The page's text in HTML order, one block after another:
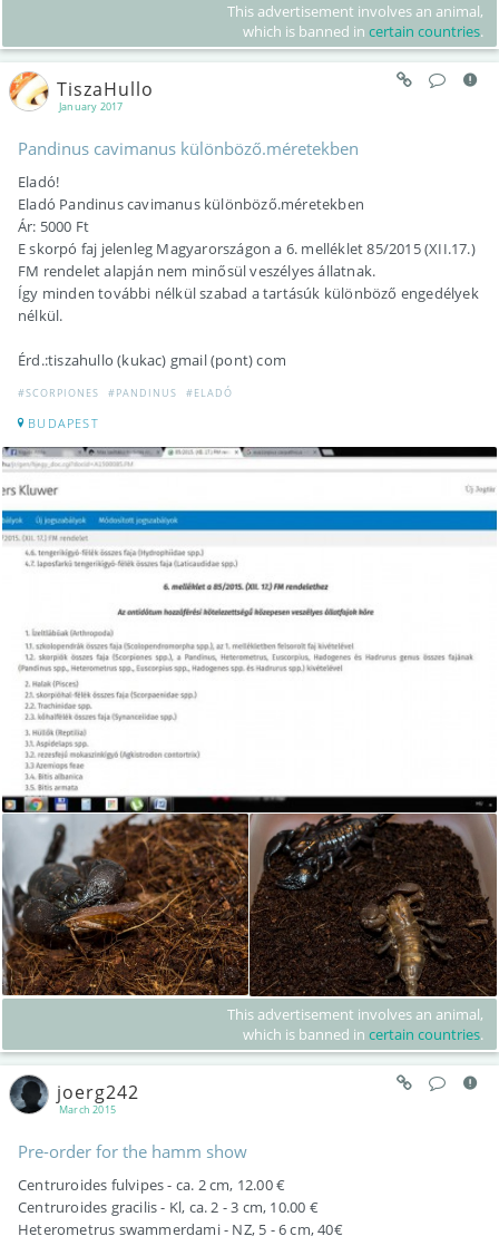
This advertisement involves an animal,
which is banned in certain countries.
January 2017
TiszaHullo
Pandinus cavimanus különböző.méretekben
Eladó!
Eladó Pandinus cavimanus különböző.méretekben
Ár: 5000 Ft
E skorpó faj jelenleg Magyarországon a 6. melléklet 85/2015 (XII.17.)
FM rendelet alapján nem minősül veszélyes állatnak.
Így minden további nélkül szabad a tartásúk különböző engedélyek
nélkül.
Érd.:tiszahullo (kukac) gmail (pont) com
#SCORPIONES #PANDINUS #ELADÓ
BUDAPEST
This advertisement involves an animal,
which is banned in certain countries.
March 2015
joerg242
Pre-order for the hamm show
Centruroides fulvipes - ca. 2 cm, 12.00 €
Centruroides gracilis - Kl, ca. 2 - 3 cm, 10.00 €
Heterometrus swammerdami - NZ, 5 - 6 cm, 40€